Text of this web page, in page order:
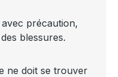
précaution,
blessures.
ne doit se trouver